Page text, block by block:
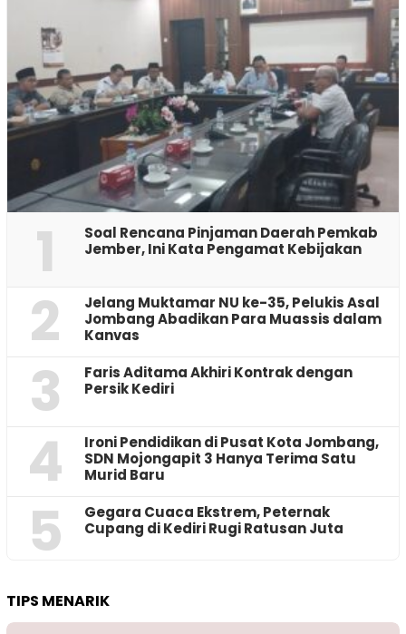
1
‎Soal Rencana Pinjaman Daerah Pemkab
Jember, Ini Kata Pengamat Kebijakan ‎
2
Jelang Muktamar NU ke-35, Pelukis Asal
Jombang Abadikan Para Muassis dalam
Kanvas
3
Faris Aditama Akhiri Kontrak dengan
Persik Kediri
4
Ironi Pendidikan di Pusat Kota Jombang,
SDN Mojongapit 3 Hanya Terima Satu
Murid Baru
5
‎Gegara Cuaca Ekstrem, Peternak
Cupang di Kediri Rugi Ratusan Juta
TIPS MENARIK